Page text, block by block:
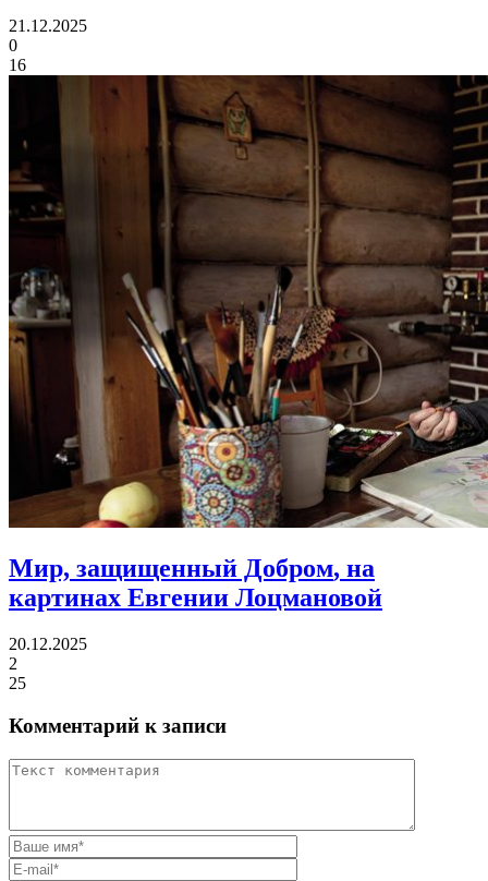
21.12.2025
0
16
Мир, защищенный Добром, на
картинах Евгении Лоцмановой
20.12.2025
2
25
Комментарий к записи